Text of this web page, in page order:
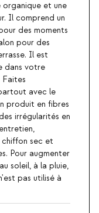
et une
Il comprend un
des moments
pour des
Il est
dans votre
Faites
avec le
produit en fibres
irrégularités en
chiffon sec et
Pour augmenter
soleil, à la pluie,
pas utilisé à